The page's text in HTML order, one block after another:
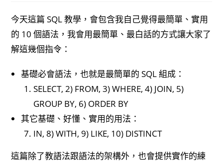
今天這篇 SQL 教學，會包含我自己覺得最簡單、實用
的 10 個語法，我會用最簡單、最白話的方式讓大家了
解這幾個指令：
基礎必會語法，也就是最簡單的 SQL 組成：
SELECT, 2) FROM, 3) WHERE, 4) JOIN, 5)
GROUP BY, 6) ORDER BY
其它基礎、好懂、實用的用法：
IN, 8) WITH, 9) LIKE, 10) DISTINCT
這篇除了教語法跟語法的架構外，也會提供實作的練